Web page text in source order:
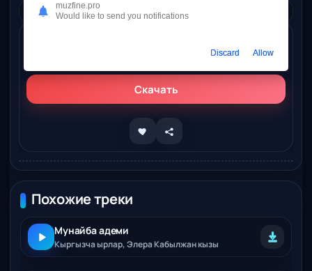
Дата релиза:
Скачать
Похожие треки
Мунайба адеми
Кыргызча ырлар, Элера Кабылжан кызы
muzfine.pro
Would like to send you notifications
Discard Allow